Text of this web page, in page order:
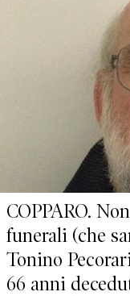
COPPARO.
funerali (che
Tonino
66 anni